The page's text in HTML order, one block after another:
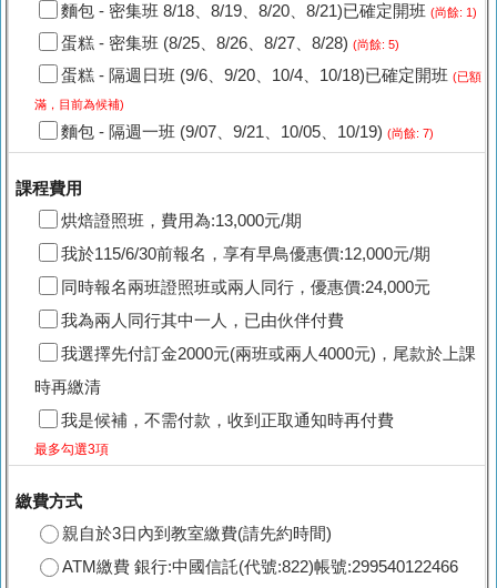
麵包 - 密集班 8/18、8/19、8/20、8/21)已確定開班 (尚餘: 1)
蛋糕 - 密集班 (8/25、8/26、8/27、8/28) (尚餘: 5)
蛋糕 - 隔週日班 (9/6、9/20、10/4、10/18)已確定開班 (已額
滿，目前為候補)
麵包 - 隔週一班 (9/07、9/21、10/05、10/19) (尚餘: 7)
課程費用
烘焙證照班，費用為:13,000元/期
我於115/6/30前報名，享有早鳥優惠價:12,000元/期
同時報名兩班證照班或兩人同行，優惠價:24,000元
我為兩人同行其中一人，已由伙伴付費
我選擇先付訂金2000元(兩班或兩人4000元)，尾款於上課
時再繳清
我是候補，不需付款，收到正取通知時再付費
最多勾選3項
繳費方式
親自於3日內到教室繳費(請先約時間)
ATM繳費 銀行:中國信託(代號:822)帳號:299540122466